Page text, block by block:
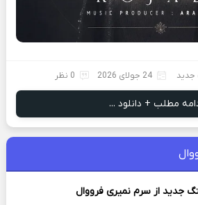
جدید 24 جولای 2026 0 نظر
مطلب + دانلود ...
جدید از سرم نمیریفرووال